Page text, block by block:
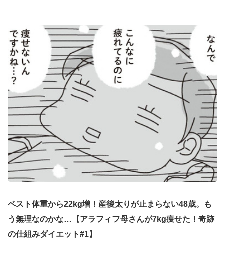
ベスト体重から22kg増！産後太りが止まらない48歳。も
う無理なのかな…【アラフィフ母さんが7kg痩せた！奇跡
の仕組みダイエット#1】